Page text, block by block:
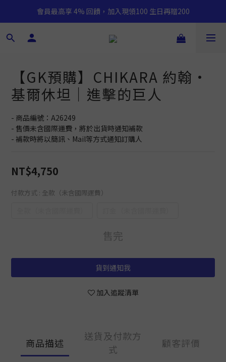
會員最高享 4% 回饋，加入現領100 生日再贈200
【GK預購】CHIKARA 約翰·
基爾休坦｜進擊的巨人
- 商品編號：A26249
- 售價未含國際運費，將於出貨時通知補款
- 補款時將以簡訊、Mail等方式通知訂購人
NT$4,750
付款方式 : 全款（未含國際運費）
售完
貨到通知我
加入追蹤清單
商品描述
送貨及付款方
式
顧客評價